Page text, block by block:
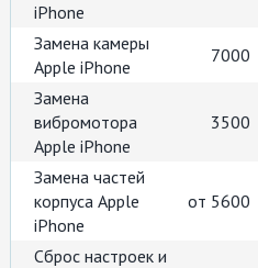
iPhone
Замена камеры
Apple iPhone
7000
Замена
вибромотора
Apple iPhone
3500
Замена частей
корпуса Apple
iPhone
от 5600
Сброс настроек и